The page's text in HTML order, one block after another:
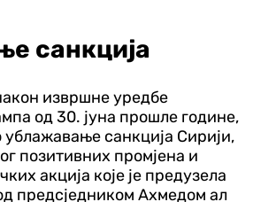
санкција
извршне уредбе
од 30. јуна прошле године,
ублажавање санкција Сирији,
позитивних промјена и
акција које је предузела
предсједником Ахмедом ал